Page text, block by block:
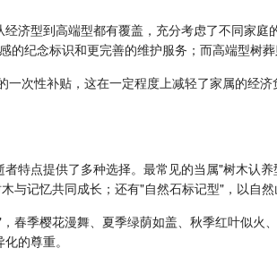
济型到高端型都有覆盖，充分考虑了不同家
纪念标识和更完善的维护服务；而高端型树
次性补贴，这在一定程度上减轻了家属的经
特点提供了多种选择。最常见的当属"树木认
记忆共同成长；还有"自然石标记型"，以自
春季樱花漫舞、夏季绿荫如盖、秋季红叶似
的尊重。